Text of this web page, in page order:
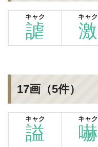
謔
キャク
激
キャク
17画（5件）
謚
キャク
嚇
キャク